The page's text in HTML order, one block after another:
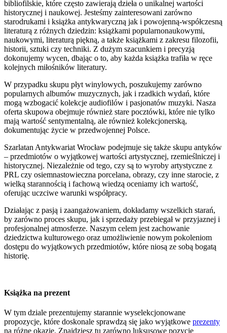
bibliofilskie, które często zawierają dzieła o unikalnej wartości
historycznej i naukowej. Jesteśmy zainteresowani zarówno
starodrukami i książka antykwaryczną jak i powojenną-współczesną
literaturą z różnych dziedzin: książkami popularnonaukowymi,
naukowymi, literaturą piękną, a także książkami z zakresu filozofii,
historii, sztuki czy techniki. Z dużym szacunkiem i precyzją
dokonujemy wycen, dbając o to, aby każda książka trafiła w ręce
kolejnych miłośników literatury.
W przypadku skupu płyt winylowych, poszukujemy zarówno
popularnych albumów muzycznych, jak i rzadkich wydań, które
mogą wzbogacić kolekcje audiofilów i pasjonatów muzyki. Nasza
oferta skupowa obejmuje również stare pocztówki, które nie tylko
mają wartość sentymentalną, ale również kolekcjonerską,
dokumentując życie w przedwojennej Polsce.
Szarlatan Antykwariat Wrocław podejmuje się także skupu antyków
– przedmiotów o wyjątkowej wartości artystycznej, rzemieślniczej i
historycznej. Niezależnie od tego, czy są to wyroby artystyczne z
PRL czy osiemnastowieczna porcelana, obrazy, czy inne starocie, z
wielką starannością i fachową wiedzą oceniamy ich wartość,
oferując uczciwe warunki współpracy.
Działając z pasją i zaangażowaniem, dokładamy wszelkich starań,
by zarówno proces skupu, jak i sprzedaży przebiegał w przyjaznej i
profesjonalnej atmosferze. Naszym celem jest zachowanie
dziedzictwa kulturowego oraz umożliwienie nowym pokoleniom
dostępu do wyjątkowych przedmiotów, które niosą ze sobą bogatą
historię.
Książka na prezent
W tym dziale prezentujemy starannie wyselekcjonowane
propozycje, które doskonale sprawdzą się jako wyjątkowe prezenty
na różne okazje. Znajdziesz tu zarówno luksusowe pozycje